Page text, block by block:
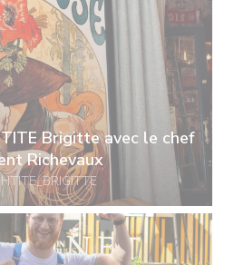
Brigitte avec le chef
Richevaux